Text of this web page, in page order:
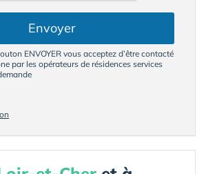
Envoyer
ENVOYER vous acceptez d’être contacté
par les opérateurs de résidences services